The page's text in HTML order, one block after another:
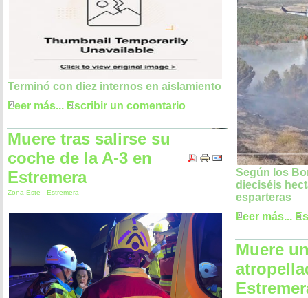
Terminó con diez internos en aislamiento
Leer más... Escribir un comentario
Muere tras salirse su
coche de la A-3 en
Estremera
Zona Este - Estremera
Según los
dieciséis
esparteras
Leer más...
Muere